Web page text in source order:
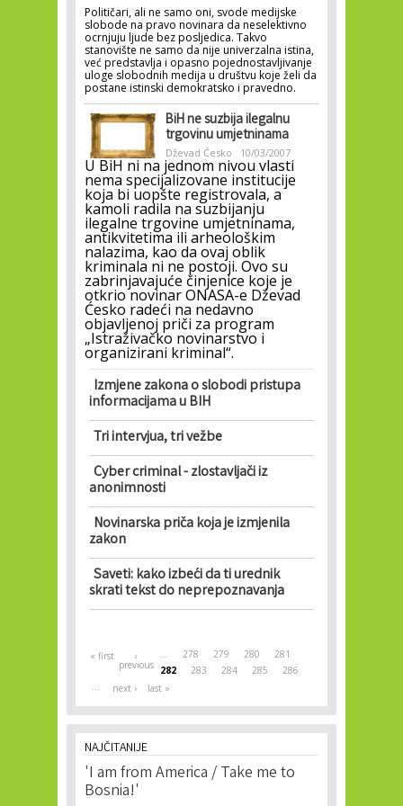
Političari, ali ne samo oni, svode medijske
slobode na pravo novinara da neselektivno
ocrnjuju ljude bez posljedica. Takvo
stanovište ne samo da nije univerzalna istina,
već predstavlja i opasno pojednostavljivanje
uloge slobodnih medija u društvu koje želi da
postane istinski demokratsko i pravedno.
BiH ne suzbija ilegalnu
trgovinu umjetninama
Dževad Ćesko 10/03/2007
U BiH ni na jednom nivou vlasti
nema specijalizovane institucije
koja bi uopšte registrovala, a
kamoli radila na suzbijanju
ilegalne trgovine umjetninama,
antikvitetima ili arheološkim
nalazima, kao da ovaj oblik
kriminala ni ne postoji. Ovo su
zabrinjavajuće činjenice koje je
otkrio novinar ONASA-e Dževad
Ćesko radeći na nedavno
objavljenoj priči za program
„Istraživačko novinarstvo i
organizirani kriminal“.
Izmjene zakona o slobodi pristupa
informacijama u BIH
Tri intervjua, tri vežbe
Cyber criminal - zlostavljači iz
anonimnosti
Novinarska priča koja je izmjenila
zakon
Saveti: kako izbeći da ti urednik
skrati tekst do neprepoznavanja
Pages
« first ‹
previous
… 278 279 280
281
282
283 284 285
286
…
next › last »
NAJČITANIJE
'I am from America / Take me to
Bosnia!'